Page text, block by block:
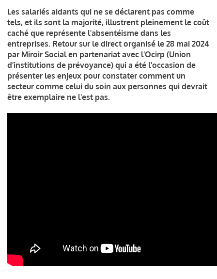
Les salariés aidants qui ne se déclarent pas comme
tels, et ils sont la majorité, illustrent pleinement le coût
caché que représente l'absentéisme dans les
entreprises. Retour sur le direct organisé le 28 mai 2024
par Miroir Social en partenariat avec l'Ocirp (Union
d’institutions de prévoyance) qui a été l'occasion de
présenter les enjeux pour constater comment un
secteur comme celui du soin aux personnes qui devrait
être exemplaire ne l'est pas.